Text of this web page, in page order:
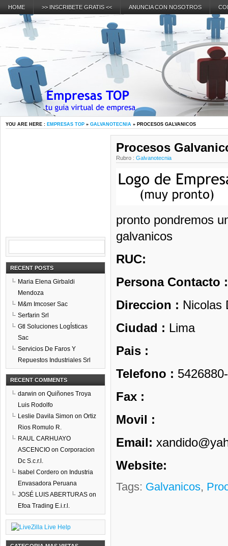
HOME >> INSCRIBETE GRATIS << ANUNCIA CON NOSOTROS
YOU ARE HERE : EMPRESAS TOP » GALVANOTECNIA » PROCESOS GALVANICOS
Procesos
Rubro : Galvanotecnia
pronto pondremos
galvanicos
RUC:
Persona Contacto
Direccion : Nicolas
Ciudad : Lima
Pais :
Telefono :
Fax :
Movil :
Email:
Website:
Tags: Galvanicos,
RECENT POSTS
Maria Elena Girbaldi
Mendoza
M&m Imcoser Sac
Serfarin Srl
Gtl Soluciones LogÍsticas
Sac
Servicios De Faros Y
Repuestos Industriales Srl
RECENT COMMENTS
darwin on Quiñones Troya
Luis Rodolfo
Leslie Davila Simon on Ortiz
Rios Romulo R.
RAUL CARHUAYO
ASCENCIO on Corporacion
Dc S.c.r.l.
Isabel Cordero on Industria
Envasadora Peruana
JOSÉ LUIS ABERTURAS on
Efoa Trading E.i.r.l.